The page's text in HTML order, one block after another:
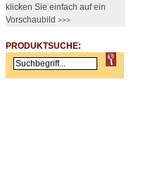
klicken Sie einfach auf ein
Vorschaubild >>>
PRODUKTSUCHE: